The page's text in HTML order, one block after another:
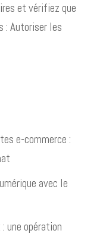
et vérifiez que
: Autoriser les
e-commerce :
avec le
une opération